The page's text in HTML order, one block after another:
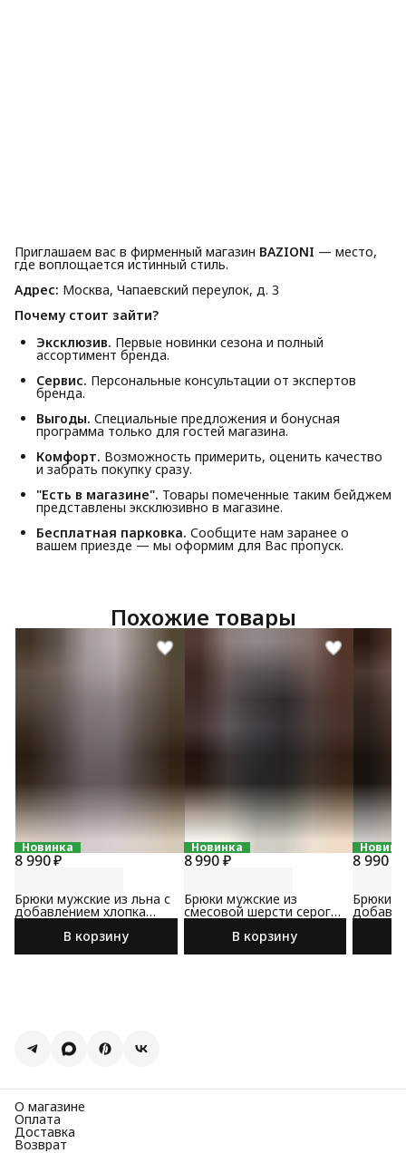
Приглашаем вас в фирменный магазин BAZIONI — место,
где воплощается истинный стиль.
Адрес: Москва, Чапаевский переулок, д. 3
Почему стоит зайти?
Эксклюзив. Первые новинки сезона и полный
ассортимент бренда.
Сервис. Персональные консультации от экспертов
бренда.
Выгоды. Специальные предложения и бонусная
программа только для гостей магазина.
Комфорт. Возможность примерить, оценить качество
и забрать покупку сразу.
"Есть в магазине". Товары помеченные таким бейджем
представлены эксклюзивно в магазине.
Бесплатная парковка. Сообщите нам заранее о
вашем приезде — мы оформим для Вас пропуск.
Похожие товары
Новинка
8 990 ₽
Брюки мужские из льна с
добавлением хлопка
В корзину
Новинка
8 990 ₽
Брюки мужские из
смесовой шерсти серого
В корзину
8 990 ₽
Брюки
О магазине
Оплата
Доставка
Возврат